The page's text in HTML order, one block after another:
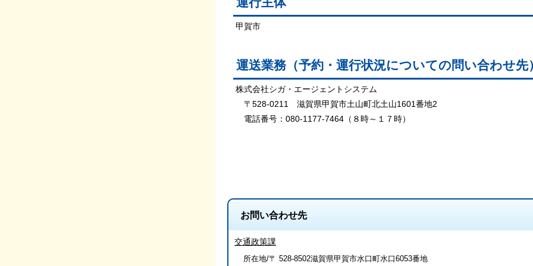
甲賀市
運送業務（予約・運行状況についての問い合わせ先
株式会社シガ・エージェントシステム
〒528-0211 滋賀県甲賀市土山町北土山1601番地2
電話番号：080-1177-7464（８時～１７時）
お問い合わせ先
交通政策課
所在地/〒 528-8502滋賀県甲賀市水口町水口6053番地